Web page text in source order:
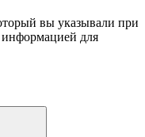
вы указывали при
для